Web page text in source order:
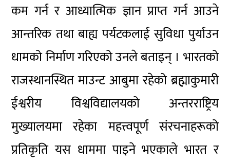
कम गर्न र आध्यात्मिक ज्ञान प्राप्त गर्न आउने
आन्तरिक तथा बाह्य पर्यटकलाई सुविधा पुर्याउन
धामको निर्माण गरिएको उनले बताइन् । भारतको
राजस्थानस्थित माउन्ट आबुमा रहेको ब्रह्माकुमारी
ईश्वरीय विश्वविद्यालयको अन्तरराष्ट्रिय
मुख्यालयमा रहेका महत्त्वपूर्ण संरचनाहरूको
प्रतिकृति यस धाममा पाइने भएकाले भारत र